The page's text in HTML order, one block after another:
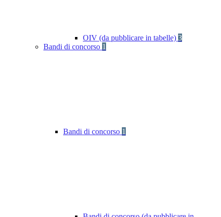
OIV (da pubblicare in tabelle) 3
Bandi di concorso 1
Bandi di concorso 1